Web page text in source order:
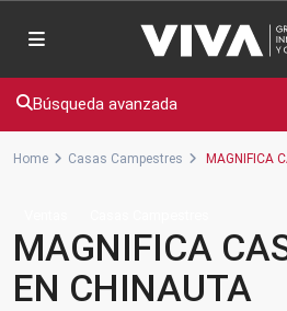
Búsqueda avanzada
Home Casas Campestres MAGNIFICA
MAGNIFICA
EN CHINAUTA